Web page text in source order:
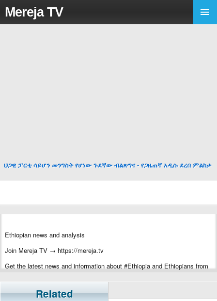
Mereja TV
ህጋዊ ፓርቲ ሳይሆን መንግስት የሆነው ጉደኛው ብልጽግና - የጋዜጠኛ አዲሱ ደረበ ምልከታ
Ethiopian news and analysis
Join Mereja TV → https://mereja.tv
Get the latest news and information about #Ethiopia and Ethiopians from
For inquiry or additional information, visit Mereja.com
Related